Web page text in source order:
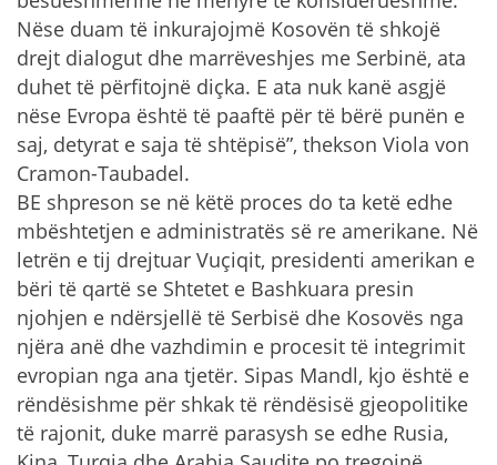
Nëse duam të inkurajojmë Kosovën të shkojë
drejt dialogut dhe marrëveshjes me Serbinë, ata
duhet të përfitojnë diçka. E ata nuk kanë asgjë
nëse Evropa është të paaftë për të bërë punën e
saj, detyrat e saja të shtëpisë”, thekson Viola von
Cramon-Taubadel.
BE shpreson se në këtë proces do ta ketë edhe
mbështetjen e administratës së re amerikane. Në
letrën e tij drejtuar Vuçiqit, presidenti amerikan e
bëri të qartë se Shtetet e Bashkuara presin
njohjen e ndërsjellë të Serbisë dhe Kosovës nga
njëra anë dhe vazhdimin e procesit të integrimit
evropian nga ana tjetër. Sipas Mandl, kjo është e
rëndësishme për shkak të rëndësisë gjeopolitike
të rajonit, duke marrë parasysh se edhe Rusia,